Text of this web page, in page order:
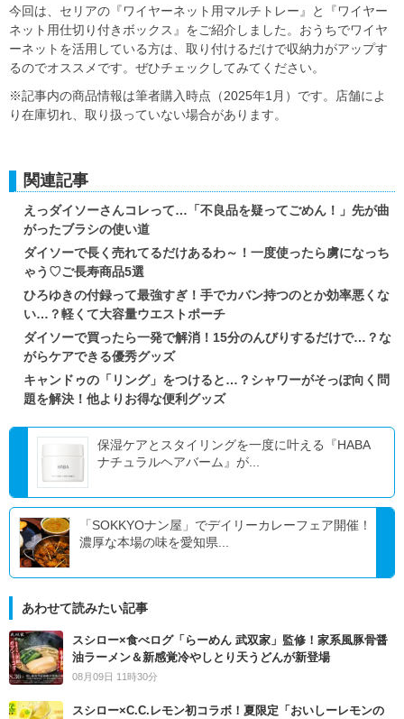
今回は、セリアの『ワイヤーネット用マルチトレー』と『ワイヤー
ネット用仕切り付きボックス』をご紹介しました。おうちでワイヤ
ーネットを活用している方は、取り付けるだけで収納力がアップす
るのでオススメです。ぜひチェックしてみてください。
※記事内の商品情報は筆者購入時点（2025年1月）です。店舗によ
り在庫切れ、取り扱っていない場合があります。
関連記事
えっダイソーさんコレって…「不良品を疑ってごめん！」先が曲
がったブラシの使い道
ダイソーで長く売れてるだけあるわ～！一度使ったら虜になっち
ゃう♡ご長寿商品5選
ひろゆきの付録って最強すぎ！手でカバン持つのとか効率悪くな
い…？軽くて大容量ウエストポーチ
ダイソーで買ったら一発で解消！15分のんびりするだけで…？な
がらケアできる優秀グッズ
キャンドゥの「リング」をつけると…？シャワーがそっぽ向く問
題を解決！他よりお得な便利グッズ
保湿ケアとスタイリングを一度に叶える『HABA
ナチュラルヘアバーム』が...
「SOKKYOナン屋」でデイリーカレーフェア開催！
濃厚な本場の味を愛知県...
あわせて読みたい記事
スシロー×食べログ「らーめん 武双家」監修！家系風豚骨醤
油ラーメン＆新感覚冷やしとり天うどんが新登場
08月09日 11時30分
スシロー×C.C.レモン初コラボ！夏限定「おいしーレモンの